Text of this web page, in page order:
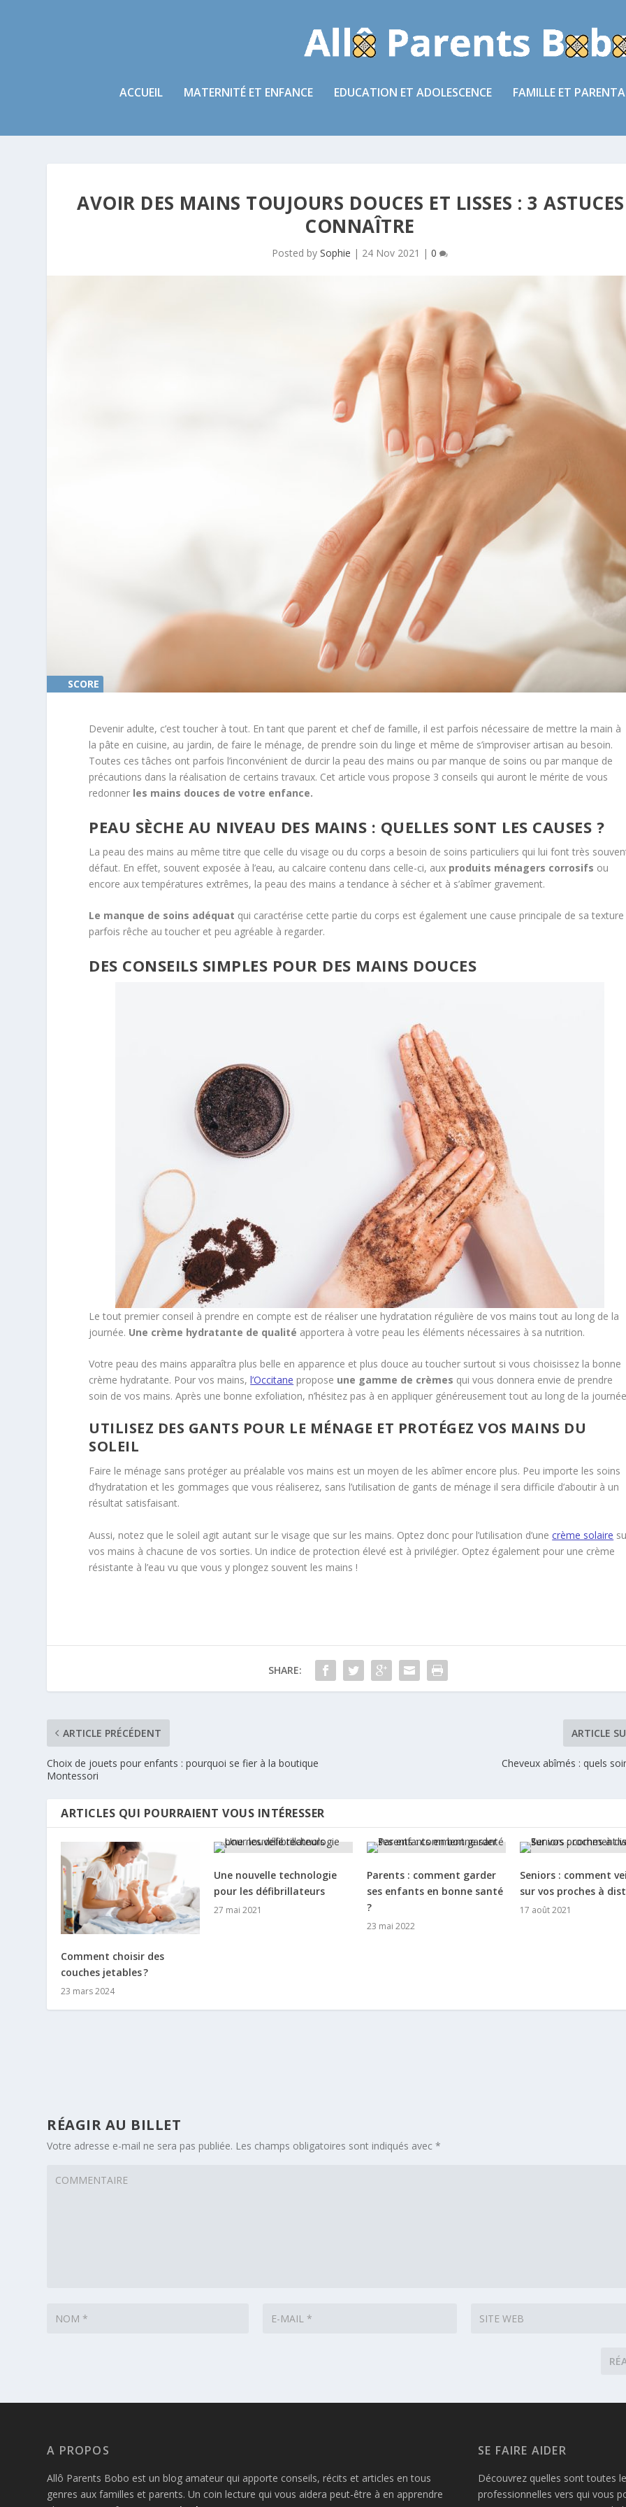
ACCUEIL MATERNITÉ ET ENFANCE EDUCATION ET ADOLESCENCE FAMILLE ET
AVOIR DES MAINS TOUJOURS DOUCES ET LISSES : 3
CONNAÎTRE
Posted by Sophie | 24 Nov 2021 | 0
SCORE
Devenir adulte, c’est toucher à tout. En tant que parent et chef de famille, il est parfois nécessaire de mettre la main à
la pâte en cuisine, au jardin, de faire le ménage, de prendre soin du linge et même de s’improviser artisan au besoin.
Toutes ces tâches ont parfois l’inconvénient de durcir la peau des mains ou par manque de soins ou par manque de
précautions dans la réalisation de certains travaux. Cet article vous propose 3 conseils qui auront le mérite de vous
redonner les mains douces de votre enfance.
PEAU SÈCHE AU NIVEAU DES MAINS : QUELLES SONT LES CAUSES ?
La peau des mains au même titre que celle du visage ou du corps a besoin de soins particuliers qui lui font très
défaut. En effet, souvent exposée à l’eau, au calcaire contenu dans celle-ci, aux produits ménagers corrosifs ou
encore aux températures extrêmes, la peau des mains a tendance à sécher et à s’abîmer gravement.
Le manque de soins adéquat qui caractérise cette partie du corps est également une cause principale de sa texture
parfois rêche au toucher et peu agréable à regarder.
DES CONSEILS SIMPLES POUR DES MAINS DOUCES
Le tout premier conseil à prendre en compte est de réaliser une hydratation régulière de vos mains tout au long de la
journée. Une crème hydratante de qualité apportera à votre peau les éléments nécessaires à sa nutrition.
Votre peau des mains apparaîtra plus belle en apparence et plus douce au toucher surtout si vous choisissez la bonne
crème hydratante. Pour vos mains,l’Occitane propose une gamme de crèmes qui vous donnera envie de prendre
soin de vos mains. Après une bonne exfoliation, n’hésitez pas à en appliquer généreusement tout au long de la
UTILISEZ DES GANTS POUR LE MÉNAGE ET PROTÉGEZ VOS MAINS DU
SOLEIL
Faire le ménage sans protéger au préalable vos mains est un moyen de les abîmer encore plus. Peu importe les soins
d’hydratation et les gommages que vous réaliserez, sans l’utilisation de gants de ménage il sera difficile d’aboutir à un
résultat satisfaisant.
Aussi, notez que le soleil agit autant sur le visage que sur les mains. Optez donc pour l’utilisation d’unecrème solaire
vos mains à chacune de vos sorties. Un indice de protection élevé est à privilégier. Optez également pour une crème
résistante à l’eau vu que vous y plongez souvent les mains !
SHARE:
ARTICLE PRÉCÉDENT
Choix de jouets pour enfants : pourquoi se fier à la boutique
Montessori
ARTICLE
Cheveux abîmés : quels
ARTICLES QUI POURRAIENT VOUS INTÉRESSER
Comment choisir des
couches jetables ?
23 mars 2024
Une nouvelle technologie
pour les défibrillateurs
27 mai 2021
Parents : comment garder
ses enfants en bonne santé
?
23 mai 2022
Seniors : comment
sur vos proches à
17 août 2021
RÉAGIR AU BILLET
Votre adresse e-mail ne sera pas publiée. Les champs obligatoires sont indiqués avec*
A PROPOS
Allô Parents Bobo est un blog amateur qui apporte conseils, récits et articles en tous
genres aux familles et parents. Un coin lecture qui vous aidera peut-être à en apprendre
SE FAIRE AIDER
Découvrez quelles sont toutes
professionnelles vers qui vous